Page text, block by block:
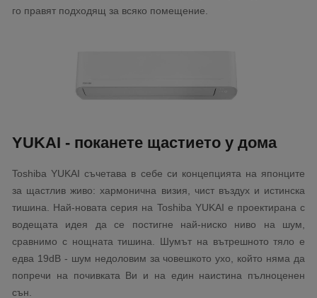
го правят подходящ за всяко помещение.
YUKAI - поканете щастието у дома
Toshiba YUKAI съчетава в себе си концепцията на японците
за щастлив живо: хармонична визия, чист въздух и истинска
тишина. Най-новата серия на Toshiba YUKAI е проектирана с
водещата идея да се постигне най-ниско ниво на шум,
сравнимо с нощната тишина. Шумът на вътрешното тяло е
едва 19dB - шум недоловим за човешкото ухо, който няма да
попречи на почивката Ви и на един наистина пълноценен
сън.